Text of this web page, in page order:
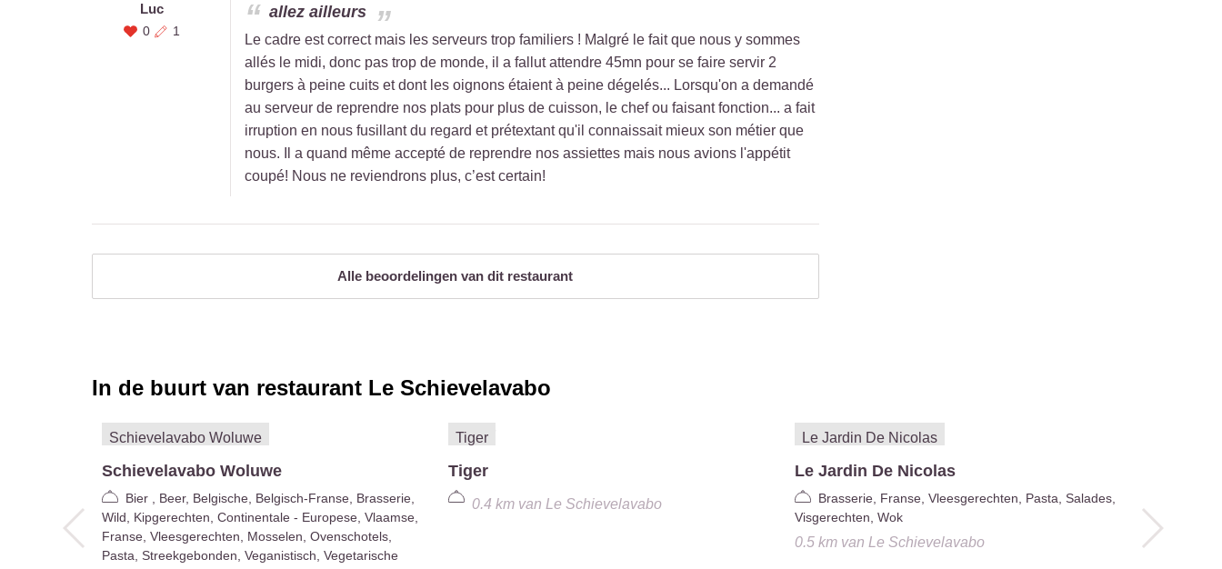
Luc
0 1
allez ailleurs
Le cadre est correct mais les serveurs trop familiers ! Malgré le fait que nous y sommes
allés le midi, donc pas trop de monde, il a fallut attendre 45mn pour se faire servir 2
burgers à peine cuits et dont les oignons étaient à peine dégelés... Lorsqu'on a demandé
au serveur de reprendre nos plats pour plus de cuisson, le chef ou faisant fonction... a fait
irruption en nous fusillant du regard et prétextant qu'il connaissait mieux son métier que
nous. Il a quand même accepté de reprendre nos assiettes mais nous avions l'appétit
coupé! Nous ne reviendrons plus, c’est certain!
Alle beoordelingen van dit restaurant
In de buurt van restaurant Le Schievelavabo
Schievelavabo Woluwe
Bier , Beer, Belgische, Belgisch-Franse, Brasserie,
Wild, Kipgerechten, Continentale - Europese, Vlaamse,
Franse, Vleesgerechten, Mosselen, Ovenschotels,
Pasta, Streekgebonden, Veganistisch, Vegetarische
Tiger
0.4 kmvan Le Schievelavabo
Le Jardin De Nicolas
Brasserie, Franse, Vleesgerechten, Pasta, Salades,
Visgerechten, Wok
0.5 kmvan Le Schievelavabo
Wijnbar
0.5 km